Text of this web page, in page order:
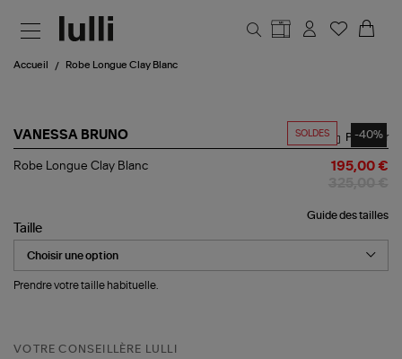
Accueil Robe Longue Clay Blanc
SOLDES -40%
VANESSA BRUNO
Robe
Partager
Robe Longue Clay Blanc 195,00 €
Guide des tailles
Taille
Prendre votre taille habituelle.
VOTRE CONSEILLÈRE LULLI